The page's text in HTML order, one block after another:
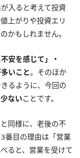
入ると考えて投資
上がりや投資エリ
かもしれません。
安を感じて」・
いこと。そのほか
るように、今回の
ないことです。
同様に、老後の不
番目の理由は「営業
ると、営業を受けて